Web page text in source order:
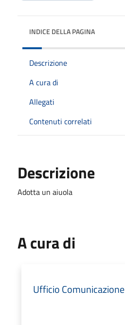
INDICE DELLA PAGINA
Descrizione
A cura di
Allegati
Contenuti correlati
Descrizione
Adotta un aiuola
A cura di
Ufficio Comunicazione